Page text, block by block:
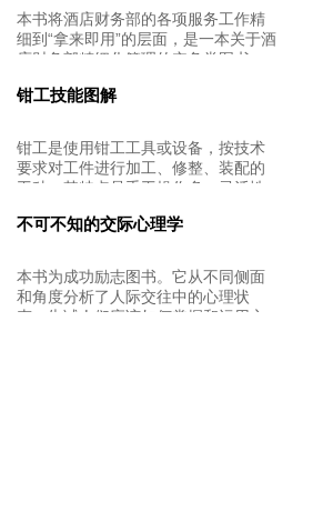
篇》（收入此辑）和《天堂篇》来展
开故事情节的。该书有望明年（2014
年）搬上银幕，到时会迎来对《神
本书将酒店财务部的各项服务工作精
细到“拿来即用”的层面，是一本关于酒
店财务部精细化管理的实务类图书。
务流程、服务规范、常用文书与表
将财务部各级人员的职责精细到每一
工作事项的具体落实上，是其规范化
开展工作、提升服务质量的参考范
员、财务人员、酒店培训师、咨询师
及高校教师使用。
钳工技能图解
钳工是使用钳工工具或设备，按技术
要求对工件进行加工、修整、装配的
工种。其特点是手工操作多，灵活性
作者本身的技能水平直接影响加工质
了钳工工种所需要具备的各项技能。
全书共分为8个项目，包括开学导篇、
钳工入门与安全教育、钳工测量量具
不可不知的交际心理学
本书为成功励志图书。它从不同侧面
和角度分析了人际交往中的心理状
态，告诫人们应该如何掌握和运用心